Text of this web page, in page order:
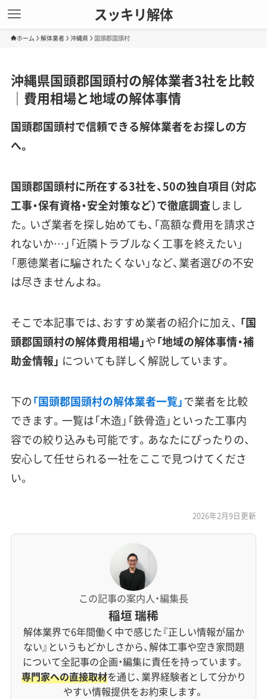
スッキリ解体
ホーム 解体業者 沖縄県 国頭郡国頭村
沖縄県国頭郡国頭村の解体業者3社を比較
｜費用相場と地域の解体事情
国頭郡国頭村で信頼できる解体業者をお探しの方
へ。
国頭郡国頭村に所在する3社を、50の独自項目（対応
工事・保有資格・安全対策など）で徹底調査しまし
た。いざ業者を探し始めても、「高額な費用を請求さ
れないか…」「近隣トラブルなく工事を終えたい」
「悪徳業者に騙されたくない」など、業者選びの不安
は尽きませんよね。
そこで本記事では、おすすめ業者の紹介に加え、 「国
頭郡国頭村の解体費用相場」や「地域の解体事情・補
助金情報」 についても詳しく解説しています。
下の「国頭郡国頭村の解体業者一覧」で業者を比較
できます。一覧は「木造」「鉄骨造」といった工事内
容での絞り込みも可能です。あなたにぴったりの、
安心して任せられる一社をここで見つけてくださ
い。
2026年2月9日更新
この記事の案内人・編集長
稲垣 瑞稀
解体業界で6年間働く中で感じた『正しい情報が届か
ない』というもどかしさから、解体工事や空き家問題
について全記事の企画・編集に責任を持っています。
専門家への直接取材を通じ、業界経験者として分かり
やすい情報提供をお約束します。